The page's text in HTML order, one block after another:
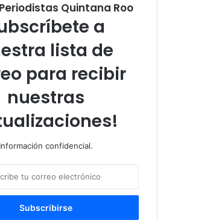
Quintana Roo
a
lista de
para recibir
nuestras
Información confidencial.